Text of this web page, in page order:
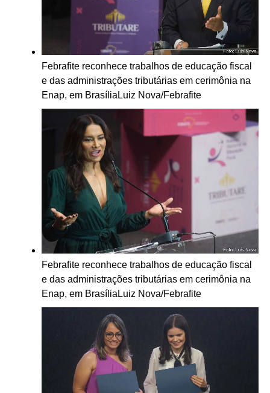
Febrafite reconhece trabalhos de educação fiscal
e das administrações tributárias em cerimônia na
Enap, em Brasília Luiz Nova/Febrafite
Febrafite reconhece trabalhos de educação fiscal
e das administrações tributárias em cerimônia na
Enap, em Brasília Luiz Nova/Febrafite